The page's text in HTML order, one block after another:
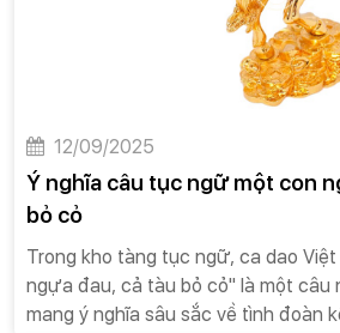
trân trọng, đẳng cấp và sự chu đáo.
cấp, được lựa chọn kỹ lưỡng và
thể mang lại những giá trị vượt xa
tượng sâu sắc và bền vững trong
12/09/2025
Ý nghĩa câu tục ngữ một con
bỏ cỏ
Trong kho tàng tục ngữ, ca dao
ngựa đau, cả tàu bỏ cỏ" là một câu
mang ý nghĩa sâu sắc về tình đoàn